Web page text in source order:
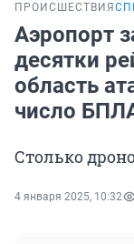
ПРОИСШЕСТВИЯ
Аэропорт
десятки
область
число
Столько
4 января 2025, 10:32